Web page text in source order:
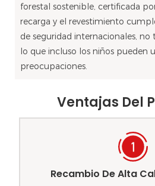
forestal sostenible, certificada
recarga y el revestimiento
de seguridad internacionales,
lo que incluso los niños pueden
preocupaciones.
Ventajas Del
Recambio De Alta